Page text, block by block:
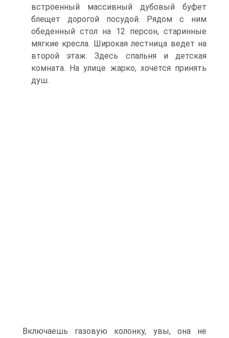
встроенный массивный дубовый буфет
блещет дорогой посудой. Рядом с ним
обеденный стол на 12 персон, старинные
мягкие кресла. Широкая лестница ведет на
второй этаж. Здесь спальня и детская
комната. На улице жарко, хочется принять
душ.
Включаешь газовую колонку, увы, она не